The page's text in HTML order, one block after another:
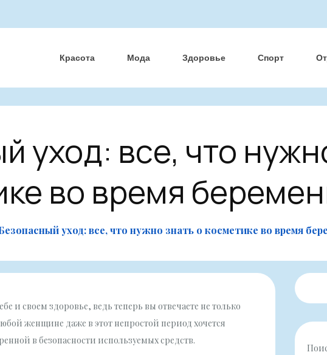
Красота Мода Здоровье Спорт
уход: все, что
во время
уход: все, что нужно знать о косметике во время
и своем здоровье, ведь теперь вы отвечаете не только
женщине даже в этот непростой период хочется
в безопасности используемых средств.